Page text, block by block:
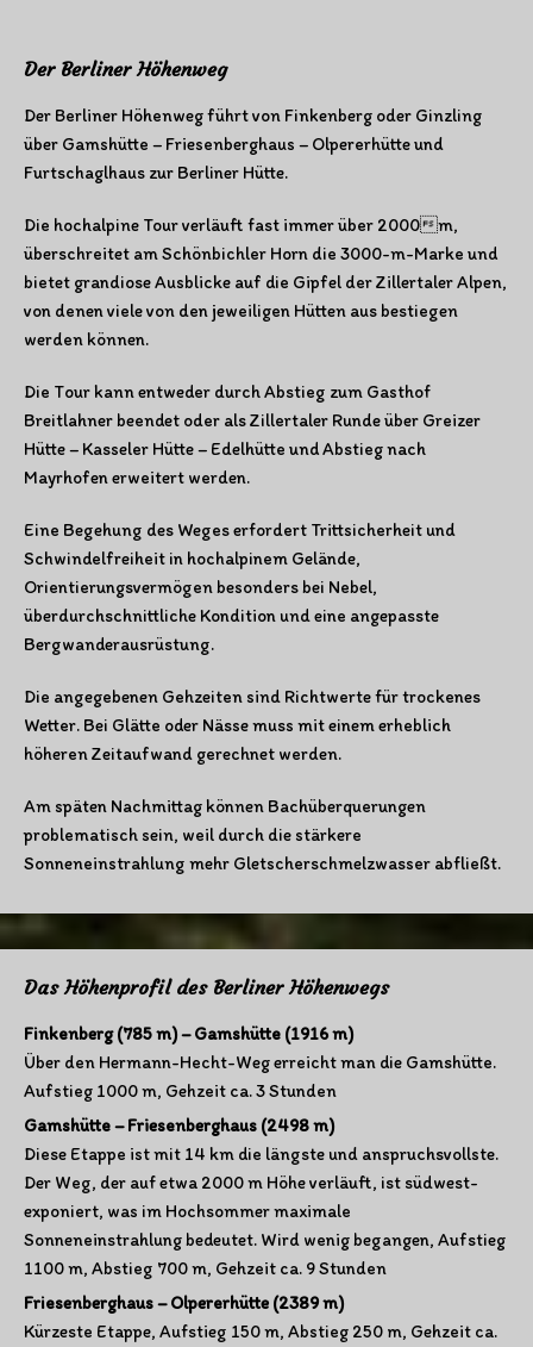
Der Berliner Höhenweg
Der Berliner Höhenweg führt von Finkenberg oder Ginzling
über Gamshütte – Friesenberghaus – Olpererhütte und
Furtschaglhaus zur Berliner Hütte.
Die hochalpine Tour verläuft fast immer über 2000m,
überschreitet am Schönbichler Horn die 3000-m-Marke und
bietet grandiose Ausblicke auf die Gipfel der Zillertaler Alpen,
von denen viele von den jeweiligen Hütten aus bestiegen
werden können.
Die Tour kann entweder durch Abstieg zum Gasthof
Breitlahner beendet oder als Zillertaler Runde über Greizer
Hütte – Kasseler Hütte – Edelhütte und Abstieg nach
Mayrhofen erweitert werden.
Eine Begehung des Weges erfordert Trittsicherheit und
Schwindelfreiheit in hochalpinem Gelände,
Orientierungsvermögen besonders bei Nebel,
überdurchschnittliche Kondition und eine angepasste
Bergwanderausrüstung.
Die angegebenen Gehzeiten sind Richtwerte für trockenes
Wetter. Bei Glätte oder Nässe muss mit einem erheblich
höheren Zeitaufwand gerechnet werden.
Am späten Nachmittag können Bachüberquerungen
problematisch sein, weil durch die stärkere
Sonneneinstrahlung mehr Gletscherschmelzwasser abfließt.
Das Höhenprofil des Berliner Höhenwegs
Finkenberg (785 m) – Gamshütte (1916 m)
Über den Hermann-Hecht-Weg erreicht man die Gamshütte.
Aufstieg 1000 m, Gehzeit ca. 3 Stunden
Gamshütte – Friesenberghaus (2498 m)
Diese Etappe ist mit 14 km die längste und anspruchsvollste.
Der Weg, der auf etwa 2000 m Höhe verläuft, ist südwest-
exponiert, was im Hochsommer maximale
Sonneneinstrahlung bedeutet. Wird wenig begangen, Aufstieg
1100 m, Abstieg 700 m, Gehzeit ca. 9 Stunden
Friesenberghaus – Olpererhütte (2389 m)
Kürzeste Etappe, Aufstieg 150 m, Abstieg 250 m, Gehzeit ca.